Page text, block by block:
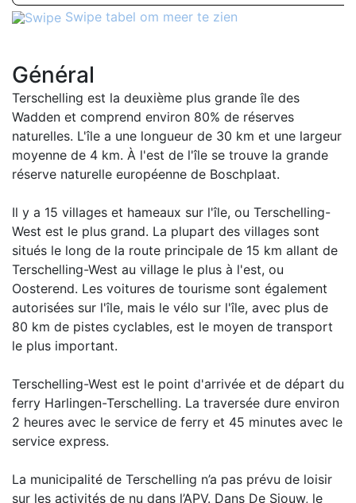
Swipe tabel om meer te zien
Général
Terschelling est la deuxième plus grande île des
Wadden et comprend environ 80% de réserves
naturelles. L'île a une longueur de 30 km et une largeur
moyenne de 4 km. À l'est de l'île se trouve la grande
réserve naturelle européenne de Boschplaat.
Il y a 15 villages et hameaux sur l'île, ou Terschelling-
West est le plus grand. La plupart des villages sont
situés le long de la route principale de 15 km allant de
Terschelling-West au village le plus à l'est, ou
Oosterend. Les voitures de tourisme sont également
autorisées sur l'île, mais le vélo sur l'île, avec plus de
80 km de pistes cyclables, est le moyen de transport
le plus important.
Terschelling-West est le point d'arrivée et de départ du
ferry Harlingen-Terschelling. La traversée dure environ
2 heures avec le service de ferry et 45 minutes avec le
service express.
La municipalité de Terschelling n’a pas prévu de loisir
sur les activités de nu dans l’APV. Dans De Sjouw, le